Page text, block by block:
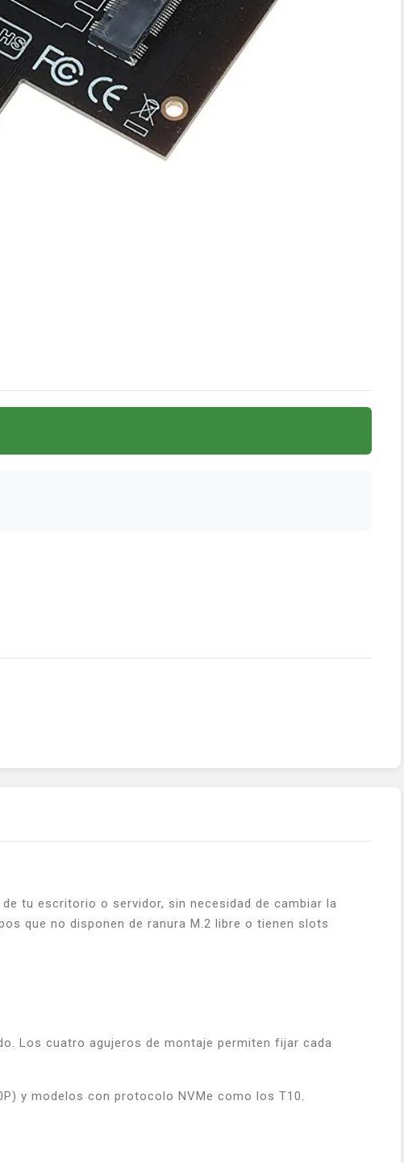
tu escritorio o servidor, sin necesidad de cambiar la
que no disponen de ranura M.2 libre o tienen slots
Los cuatro agujeros de montaje permiten fijar cada
y modelos con protocolo NVMe como los T10.